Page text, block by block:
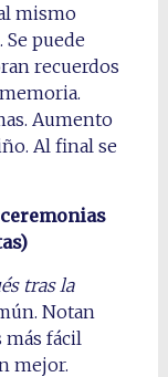
mismo
puede
recuerdos
Aumento
Al final se
tras la
Notan
más fácil
mejor.